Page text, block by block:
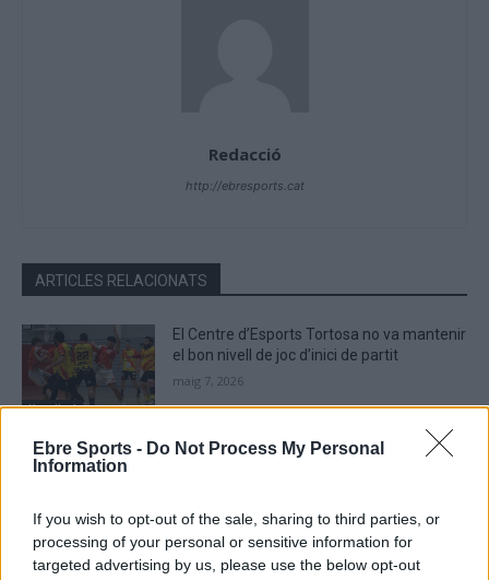
Ebre Sports - Do Not Process My Personal
Information
If you wish to opt-out of the sale, sharing to third parties, or
processing of your personal or sensitive information for
targeted advertising by us, please use the below opt-out
Redacció
http://ebresports.cat
ARTICLES RELACIONATS
Handbol
El Centre d’Esports Tortosa no va mantenir
el bon nivell de joc d’inici de partit
maig 7, 2026
Handbol
Contundent victòria per acabar la Lliga